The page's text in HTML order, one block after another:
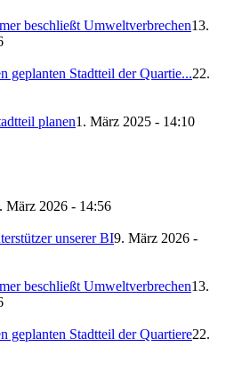
beschließt Umweltverbrechen13.
geplanten Stadtteil der Quartie...22.
planen1. März 2025 - 14:10
März 2026 - 14:56
unserer BI9. März 2026 -
beschließt Umweltverbrechen13.
geplanten Stadtteil der Quartiere22.